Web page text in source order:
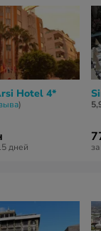
Hotel 4*
)
дней